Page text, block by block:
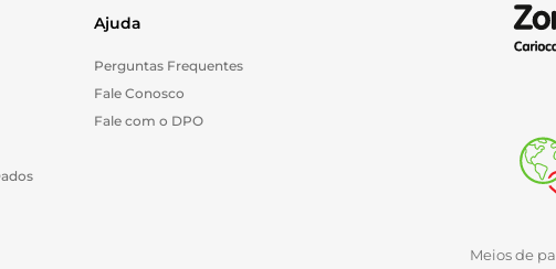
Ajuda
Perguntas Frequentes
Fale Conosco
Fale com o DPO
Meios de